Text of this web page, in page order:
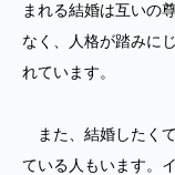
まれる結婚は互いの
なく、人格が踏みに
れています。
また、結婚したく
ている人もいます。